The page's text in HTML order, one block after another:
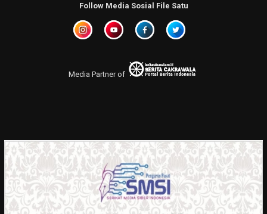
Follow Media Sosial File Satu
Media Partner of